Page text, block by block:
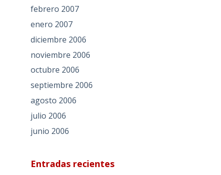
febrero 2007
enero 2007
diciembre 2006
noviembre 2006
octubre 2006
septiembre 2006
agosto 2006
julio 2006
junio 2006
Entradas recientes